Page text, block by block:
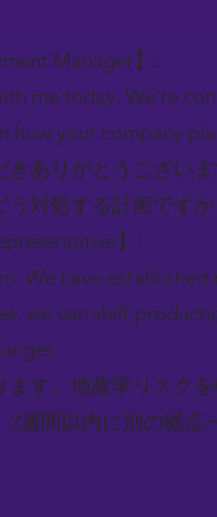
Manager】:
me today. We're
how your company
きありがとうござい
対処する計画ですか
】:
We have
we can shift
ます。地政学リスク
2週間以内に別の拠